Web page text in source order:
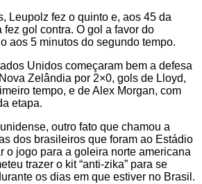
Leupolz fez o quinto e, aos 45 da
gol contra. O gol a favor do
aos 5 minutos do segundo tempo.
Unidos começaram bem a defesa
Zelândia por 2×0, gols de Lloyd,
tempo, e de Alex Morgan, com
etapa.
outro fato que chamou a
dos brasileiros que foram ao Estádio
o jogo para a goleira norte americana
trazer o kit “anti-zika” para se
os dias em que estiver no Brasil.